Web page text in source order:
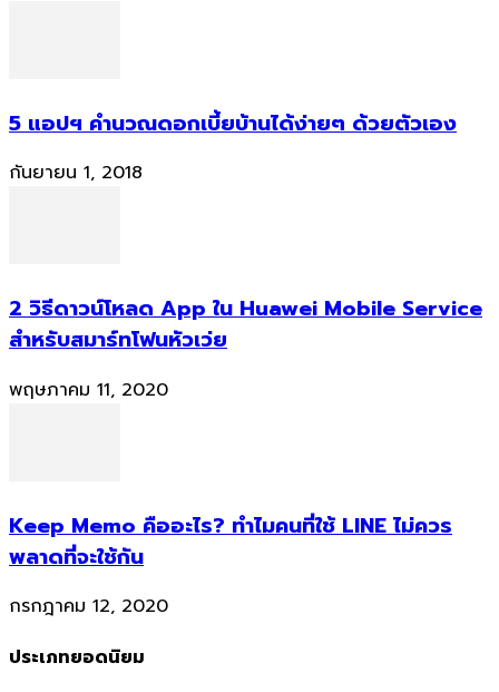
5 แอปฯ คำนวณดอกเบี้ยบ้านได้ง่ายๆ ด้วยตัวเอง
กันยายน 1, 2018
2 วิธีดาวน์โหลด App ใน Huawei Mobile Service
สำหรับสมาร์ทโฟนหัวเว่ย
พฤษภาคม 11, 2020
Keep Memo คืออะไร? ทำไมคนที่ใช้ LINE ไม่ควร
พลาดที่จะใช้กัน
กรกฎาคม 12, 2020
ประเภทยอดนิยม